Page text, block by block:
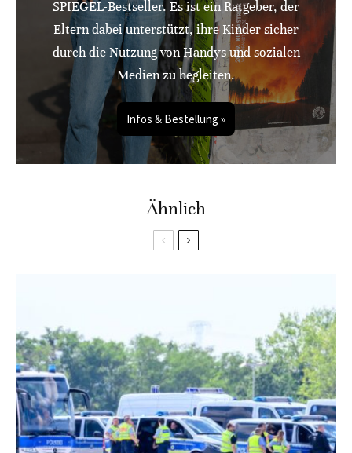
SPIEGEL-Bestseller. Es ist ein Ratgeber, der
Eltern dabei unterstützt, ihre Kinder sicher
durch die Nutzung von Handys und sozialen
Medien zu begleiten.
Infos & Bestellung »
Ähnlich